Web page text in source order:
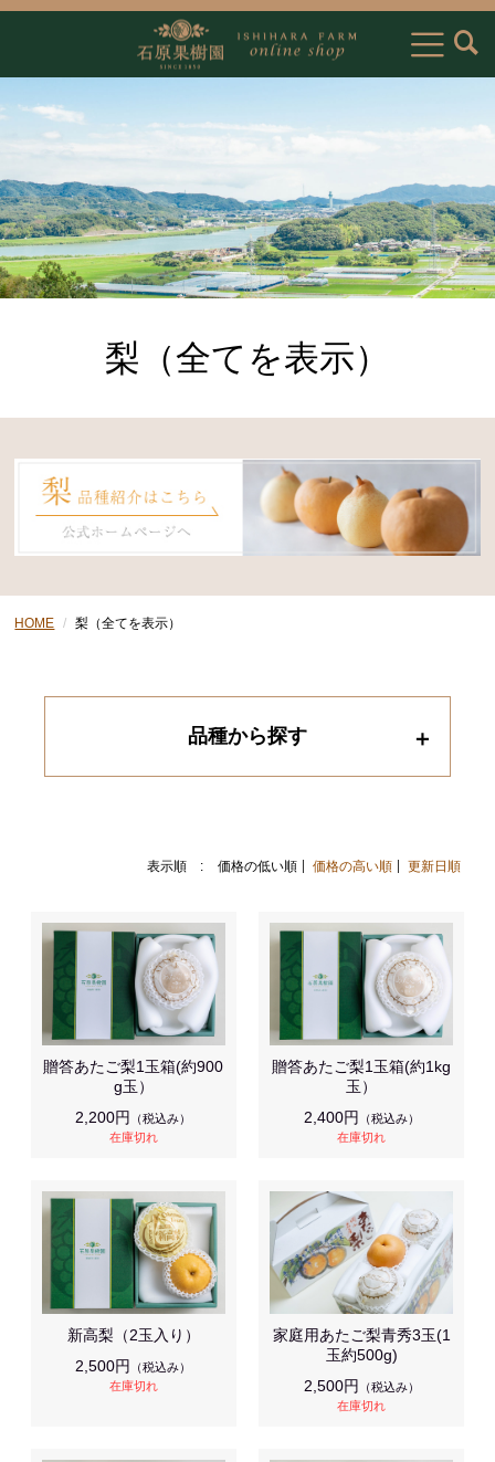
梨（全てを表示）
HOME 梨（全てを表示）
品種から探す
表示順 : 価格の低い順 価格の高い順 更新日順
贈答あたご梨1玉箱(約900
g玉）
2,200円
（税込み）
在庫切れ
贈答あたご梨1玉箱(約1kg
玉）
2,400円
（税込み）
在庫切れ
新高梨（2玉入り）
2,500円
（税込み）
在庫切れ
家庭用あたご梨青秀3玉(1
玉約500g)
2,500円
（税込み）
在庫切れ